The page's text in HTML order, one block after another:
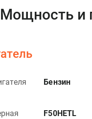
Мощность и
Бензин
F50HETL